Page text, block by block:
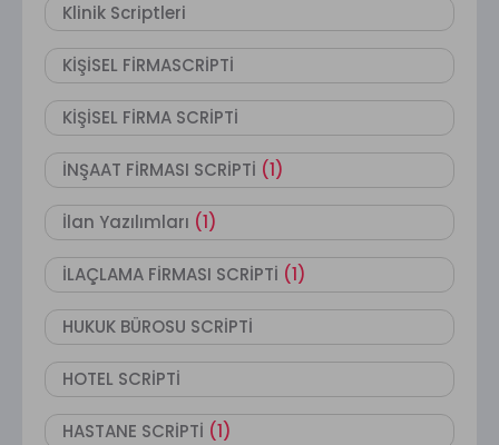
Klinik Scriptleri
KİŞİSEL FİRMASCRİPTİ
KİŞİSEL FİRMA SCRİPTİ
İNŞAAT FİRMASI SCRİPTİ (1)
İlan Yazılımları (1)
İLAÇLAMA FİRMASI SCRİPTİ (1)
HUKUK BÜROSU SCRİPTİ
HOTEL SCRİPTİ
HASTANE SCRİPTİ (1)